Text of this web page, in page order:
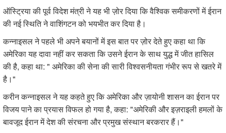
ऑस्ट्रिया की पूर्व विदेश मंत्री ने यह भी ज़ोर दिया कि वैश्विक समीकरणों में ईरान
की नई स्थिति ने वाशिंगटन को भयभीत कर दिया है।
कन्नाइसल ने पहले भी अपने बयानों में इस बात पर ज़ोर देते हुए कहा था कि
अमेरिका यह दावा नहीं कर सकता कि उसने ईरान के साथ युद्ध में जीत हासिल
की है, कहा था: " अमेरिका की सेना की सारी विश्वसनीयता गंभीर रूप से खतरे में
है।"
करीन कन्नाइसल ने यह कहते हुए कि अमेरिका और ज़ायोनी शासन का ईरान पर
विजय पाने का प्रयास विफल हो गया है, कहा: "अमेरिकी और इज़राइली हमलों के
बावजूद ईरान में देश की संरचना और प्रमुख संस्थान बरकरार हैं।"